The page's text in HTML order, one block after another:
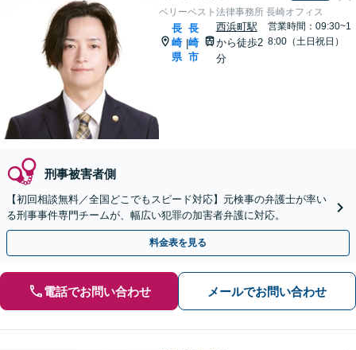
ベリーベスト法律事務所 長崎オフィス
長
崎
県
|
長
崎
市
西浜町駅
から徒歩2
分
営業時間：09:30~1
8:00（土日祝日）
刑事被害者側
【初回相談無料／全国どこでもスピード対応】元検事の弁護士が率い
る刑事事件専門チームが、幅広い犯罪の加害者弁護に対応。
料金表を見る
電話でお問い合わせ メールでお問い合わせ